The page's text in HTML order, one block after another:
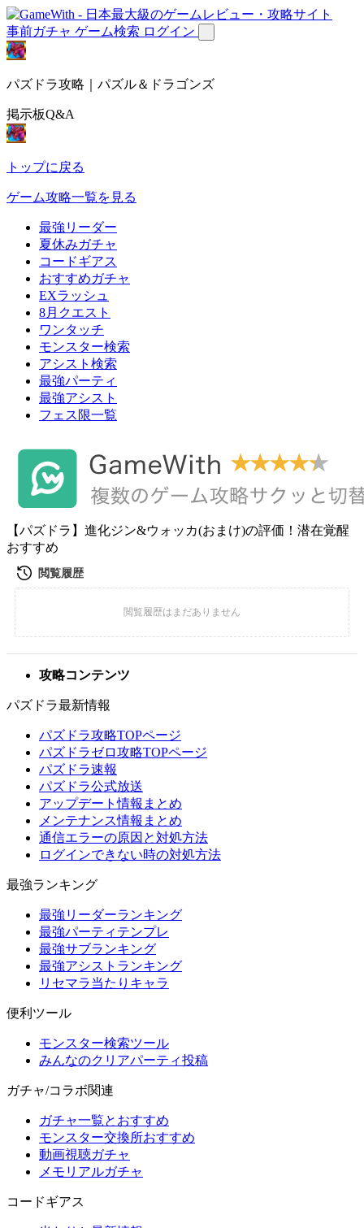
事前ガチャ ゲーム検索 ログイン
パズドラ攻略｜パズル＆ドラゴンズ
掲示板Q&A
トップに戻る
ゲーム攻略一覧を見る
最強リーダー
夏休みガチャ
コードギアス
おすすめガチャ
EXラッシュ
8月クエスト
ワンタッチ
モンスター検索
アシスト検索
最強パーティ
最強アシスト
フェス限一覧
【パズドラ】進化ジン&ウォッカ(おまけ)の評価！潜在覚醒
おすすめ
攻略コンテンツ
パズドラ最新情報
パズドラ攻略TOPページ
パズドラゼロ攻略TOPページ
パズドラ速報
パズドラ公式放送
アップデート情報まとめ
メンテナンス情報まとめ
通信エラーの原因と対処方法
ログインできない時の対処方法
最強ランキング
最強リーダーランキング
最強パーティテンプレ
最強サブランキング
最強アシストランキング
リセマラ当たりキャラ
便利ツール
モンスター検索ツール
みんなのクリアパーティ投稿
ガチャ/コラボ関連
ガチャ一覧とおすすめ
モンスター交換所おすすめ
動画視聴ガチャ
メモリアルガチャ
コードギアス